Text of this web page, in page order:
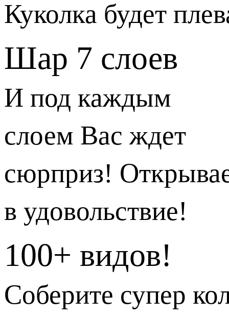
Куколка будет
Шар 7 слоев
И под каждым
слоем Вас ждет
сюрприз!
в удовольствие!
100+ видов!
Соберите супер